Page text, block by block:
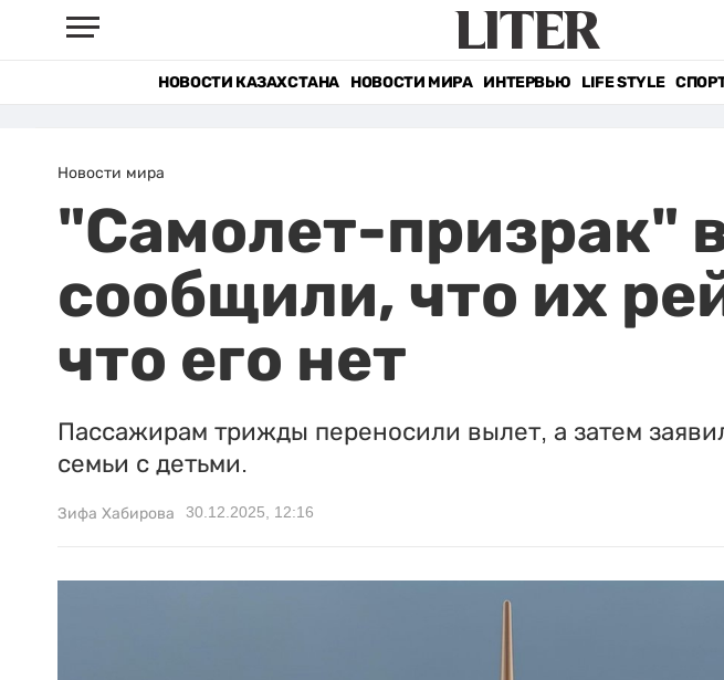
НОВОСТИ КАЗАХСТАНА НОВОСТИ МИРА ИНТЕРВЬЮ LIFE STYLE
Новости мира
"Самолет-призрак"
сообщили, что их
что его нет
Пассажирам трижды переносили вылет, а затем
семьи с детьми.
Зифа Хабирова 30.12.2025, 12:16